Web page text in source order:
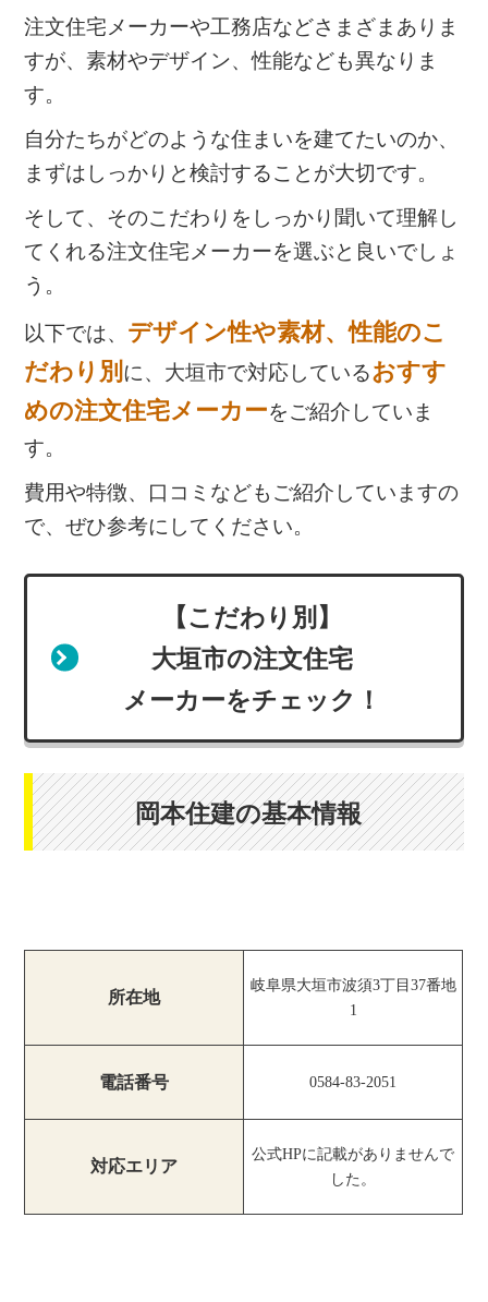
注文住宅メーカーや工務店などさまざまありま
すが、素材やデザイン、性能なども異なりま
す。
自分たちがどのような住まいを建てたいのか、
まずはしっかりと検討することが大切です。
そして、そのこだわりをしっかり聞いて理解し
てくれる注文住宅メーカーを選ぶと良いでしょ
う。
以下では、 デザイン性や素材、性能のこ
だわり別 に、大垣市で対応しているおすす
めの注文住宅メーカーをご紹介していま
す。
費用や特徴、口コミなどもご紹介していますの
で、ぜひ参考にしてください。
【こだわり別】
大垣市の注文住宅
メーカーをチェック！
岡本住建の基本情報
所在地
岐阜県大垣市波須3丁目37番地
1
電話番号 0584-83-2051
対応エリア
公式HPに記載がありませんで
した。